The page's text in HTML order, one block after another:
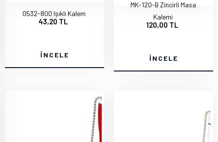
0532-800 Işıklı Kalem
43,20 TL
İNCELE
MK-120-B Zincirli Masa
Kalemi
120,00 TL
İNCELE